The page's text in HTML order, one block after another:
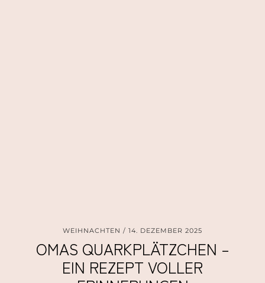
WEIHNACHTEN 14. DEZEMBER 2025
OMAS QUARKPLÄTZCHEN –
EIN REZEPT VOLLER